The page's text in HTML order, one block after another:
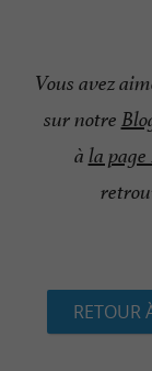
Vous avez
sur notre
à la page
RETOUR